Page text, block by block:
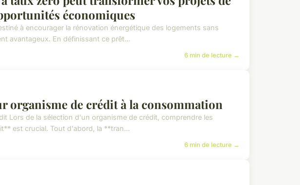
économiques
à encourager la rénovation énergétique des logements sans
avantageux. En définissant ce prêt...
6 min de lecture →
organisme de crédit à la consommation
Lors de la sélection d'un organisme de crédit, comprendre les
est crucial. Tout d'abord, la **tran...
6 min de lecture →